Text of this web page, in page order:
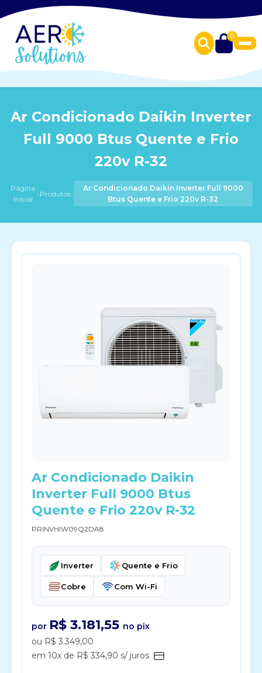
0
Ar Condicionado Daikin Inverter
Full 9000 Btus Quente e Frio
220v R-32
Página
Inicial ›Produtos›
Ar Condicionado Daikin Inverter Full 9000
Btus Quente e Frio 220v R-32
Ar Condicionado Daikin
Inverter Full 9000 Btus
Quente e Frio 220v R-32
PRINVHIW09Q2DA8
Inverter Quente e Frio
Cobre Com Wi-Fi
por R$ 3.181,55 no pix
ou R$ 3.349,00
em 10x de R$ 334,90 s/ juros